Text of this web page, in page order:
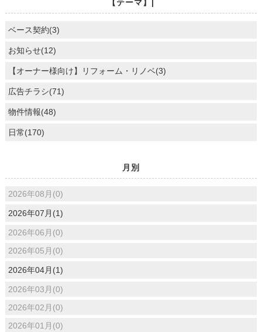
【テーマ】|
ベース契約(3)
お知らせ(12)
【オーナー様向け】リフォーム・リノベ(3)
広告チラシ(71)
物件情報(48)
日常(170)
月別
2026年08月(0)
2026年07月(1)
2026年06月(0)
2026年05月(0)
2026年04月(1)
2026年03月(0)
2026年02月(0)
2026年01月(0)